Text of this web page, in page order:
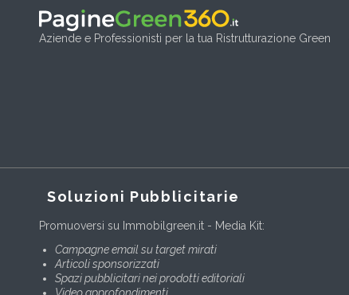
Aziende e Professionisti per la tua Ristrutturazione Green
Soluzioni Pubblicitarie
Promuoversi su Immobilgreen.it - Media Kit:
Campagne email su target mirati
Articoli sponsorizzati
Spazi pubblicitari nei prodotti editoriali